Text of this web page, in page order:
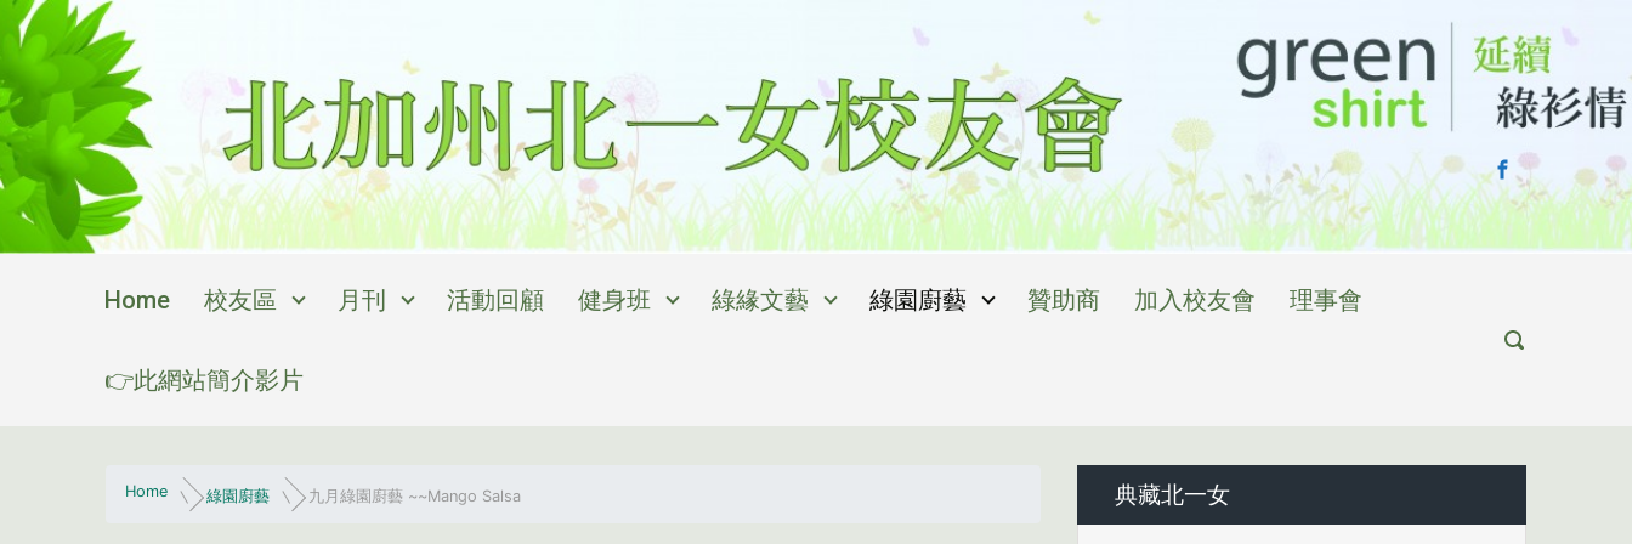
Skip to main content
Home 校友區 月刊 活動回顧 健身班 綠緣文藝 綠園廚藝 贊助商 加入校友會 理事會
👉此網站簡介影片
Home 綠園廚藝 九月綠園廚藝 ~~Mango Salsa 典藏北一女